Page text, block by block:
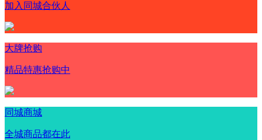
加入同城合伙人
大牌抢购
精品特惠抢购中
同城商城
全城商品都在此